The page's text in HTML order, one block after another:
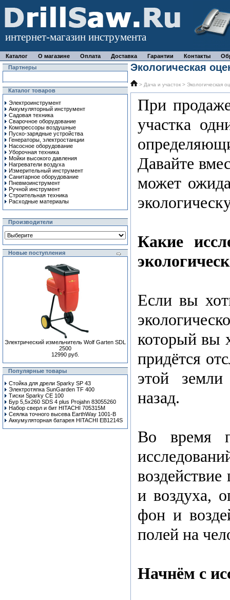
интернет-магазин инструмента
Каталог О магазине Оплата Доставка Гарантии Контакты
Партнеры
Каталог товаров
Электроинструмент
Аккумуляторный инструмент
Садовая техника
Сварочное оборудование
Компрессоры воздушные
Пуско-зарядные устройства
Генераторы, электростанции
Насосное оборудование
Уборочная техника
Мойки высокого давления
Нагреватели воздуха
Измерительный инструмент
Санитарное оборудование
Пневмоинструмент
Ручной инcтрумент
Строительная техника
Расходные материалы
Производители
Новые поступления
Электрический измельчитель Wolf Garten SDL
2500
12990 руб.
Популярные товары
Стойка для дрели Sparky SP 43
Электротяпка SunGarden TF 400
Тиски Sparky CE 100
Бур 5,5x260 SDS 4 plus Projahn 83055260
Набор сверл и бит HITACHI 705315M
Сеялка точного высева EarthWay 1001-B
Аккумуляторная батарея HITACHI EB1214S
Экологическая
> Дача и участок > Экологическая
При
участка
Давайте
может
Какие
Если вы
который вы
придётся
этой
назад.
Во время
и воздуха,
фон и
полей на
Начнём с